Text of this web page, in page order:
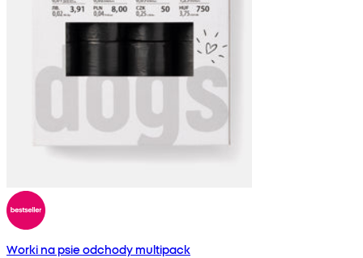
Worki na psie odchody multipack